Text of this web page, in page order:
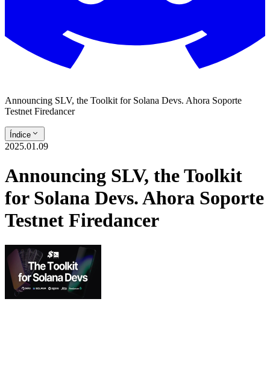
Announcing SLV, the Toolkit for Solana Devs. Ahora Soporte
Testnet Firedancer
Índice
2025.01.09
Announcing SLV, the Toolkit
for Solana Devs. Ahora Soporte
Testnet Firedancer